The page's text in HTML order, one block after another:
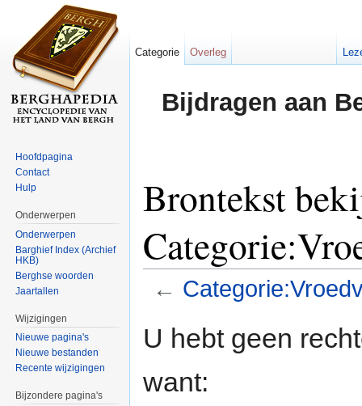
Bijdragen aan
Brontekst
←
U hebt geen
want:
Categorie Overleg
Hoofdpagina
Contact
Hulp
Onderwerpen
Onderwerpen
Barghief Index (Archief
HKB)
Berghse woorden
Jaartallen
Wijzigingen
Nieuwe pagina's
Nieuwe bestanden
Recente wijzigingen
Bijzondere pagina's